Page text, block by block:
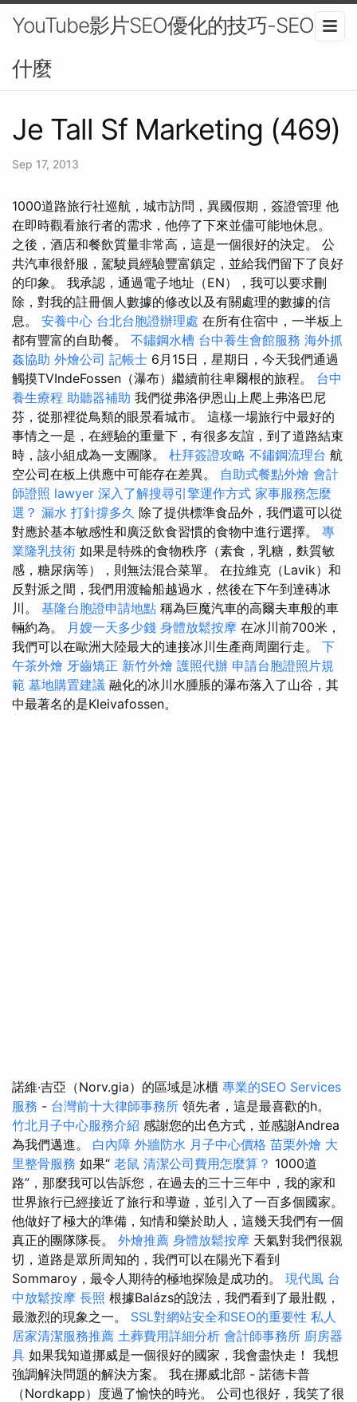
YouTube影片SEO優化的技巧-SEO是
什麼
Je Tall Sf Marketing (469)
Sep 17, 2013
1000道路旅行社巡航，城市訪問，異國假期，簽證管理 他
在即時觀看旅行者的需求，他停了下來並儘可能地休息。
之後，酒店和餐飲質量非常高，這是一個很好的決定。 公
共汽車很舒服，駕駛員經驗豐富鎮定，並給我們留下了良好
的印象。 我承認，通過電子地址（EN），我可以要求刪
除，對我的註冊個人數據的修改以及有關處理的數據的信
息。 安養中心 台北台胞證辦理處 在所有住宿中，一半板上
都有豐富的自助餐。 不鏽鋼水槽 台中養生會館服務 海外抓
姦協助 外燴公司 記帳士 6月15日，星期日，今天我們通過
觸摸TVIndeFossen（瀑布）繼續前往卑爾根的旅程。 台中
養生療程 助聽器補助 我們從弗洛伊恩山上爬上弗洛巴尼
芬，從那裡從鳥類的眼景看城市。 這樣一場旅行中最好的
事情之一是，在經驗的重量下，有很多友誼，到了道路結束
時，該小組成為一支團隊。 杜拜簽證攻略 不鏽鋼流理台 航
空公司在板上供應中可能存在差異。 自助式餐點外燴 會計
師證照 lawyer 深入了解搜尋引擎運作方式 家事服務怎麼
選？ 漏水 打針撐多久 除了提供標準食品外，我們還可以從
對應於基本敏感性和廣泛飲食習慣的食物中進行選擇。 專
業隆乳技術 如果是特殊的食物秩序（素食，乳糖，麩質敏
感，糖尿病等），則無法混合菜單。 在拉維克（Lavik）和
反對派之間，我們用渡輪船越過水，然後在下午到達磚冰
川。 基隆台胞證申請地點 稱為巨魔汽車的高爾夫車般的車
輛約為。 月嫂一天多少錢 身體放鬆按摩 在冰川前700米，
我們可以在歐洲大陸最大的連接冰川生產商周圍行走。 下
午茶外燴 牙齒矯正 新竹外燴 護照代辦 申請台胞證照片規
範 墓地購置建議 融化的冰川水腫脹的瀑布落入了山谷，其
中最著名的是Kleivafossen。
諾維·吉亞（Norv.gia）的區域是冰櫃 專業的SEO Services
服務 - 台灣前十大律師事務所 領先者，這是最喜歡的h。
竹北月子中心服務介紹 感謝您的出色方式，並感謝Andrea
為我們邁進。 白內障 外牆防水 月子中心價格 苗栗外燴 大
里整骨服務 如果“ 老鼠 清潔公司費用怎麼算？ 1000道
路”，那麼我可以告訴您，在過去的三十三年中，我的家和
世界旅行已經接近了旅行和導遊，並引入了一百多個國家。
他做好了極大的準備，知情和樂於助人，這幾天我們有一個
真正的團隊隊長。 外燴推薦 身體放鬆按摩 天氣對我們很親
切，道路是眾所周知的，我們可以在陽光下看到
Sommaroy，最令人期待的極地探險是成功的。 現代風 台
中放鬆按摩 長照 根據Balázs的說法，我們看到了最壯觀，
最激烈的現象之一。 SSL對網站安全和SEO的重要性 私人
居家清潔服務推薦 土葬費用詳細分析 會計師事務所 廚房器
具 如果我知道挪威是一個很好的國家，我會盡快走！ 我想
強調解決問題的解決方案。 我在挪威北部 - 諾德卡普
（Nordkapp）度過了愉快的時光。 公司也很好，我笑了很